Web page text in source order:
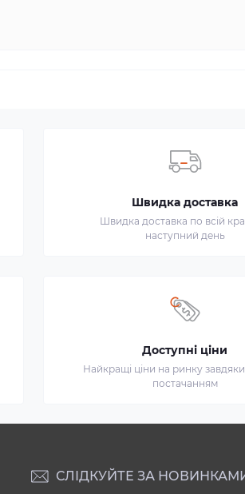
Швидка доставка
Швидка доставка по всій
наступний день
Доступні ціни
Найкращі ціни на ринку
постачанням
СЛІДКУЙТЕ ЗА